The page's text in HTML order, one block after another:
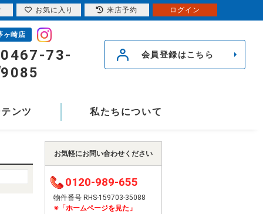
ヶ崎店
0467-73-
9085
会員登録はこちら
ンツ 私たちについて
お気軽にお問い合わせください
0120-989-655
物件番号 RHS-159703-35088
※「ホームページを見た」
お気に入り 来店予約 ログイン